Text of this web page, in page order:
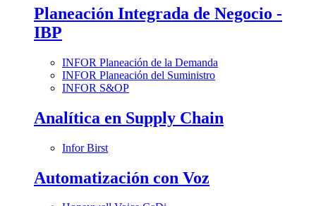
Planeación Integrada de Negocio -
IBP
INFOR Planeación de la Demanda
INFOR Planeación del Suministro
INFOR S&OP
Analítica en Supply Chain
Infor Birst
Automatización con Voz